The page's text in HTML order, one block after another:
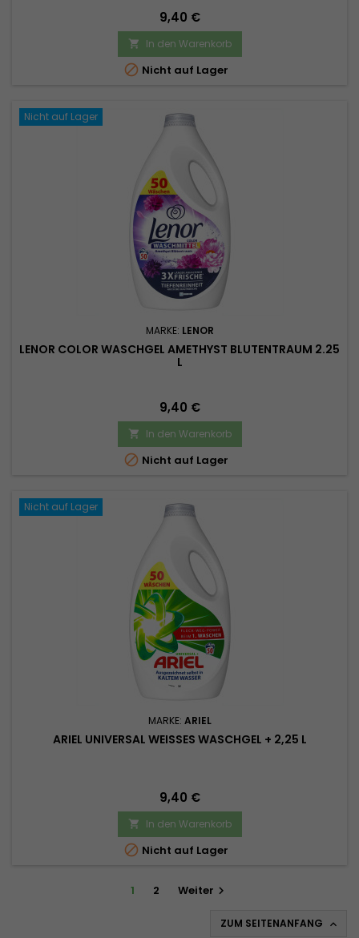
Preis
9,40 €
 In den Warenkorb
 Nicht auf Lager
Nicht auf Lager
MARKE: LENOR
LENOR COLOR WASCHGEL AMETHYST BLUTENTRAUM 2.25
L
Preis
9,40 €
 In den Warenkorb
 Nicht auf Lager
Nicht auf Lager
MARKE: ARIEL
ARIEL UNIVERSAL WEISSES WASCHGEL + 2,25 L
Preis
9,40 €
 In den Warenkorb
 Nicht auf Lager
1 2 Weiter 
ZUM SEITENANFANG 